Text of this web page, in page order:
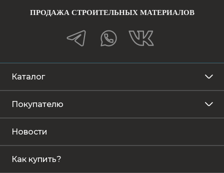
ПРОДАЖА СТРОИТЕЛЬНЫХ МАТЕРИАЛОВ
Каталог
Покупателю
Новости
Как купить?